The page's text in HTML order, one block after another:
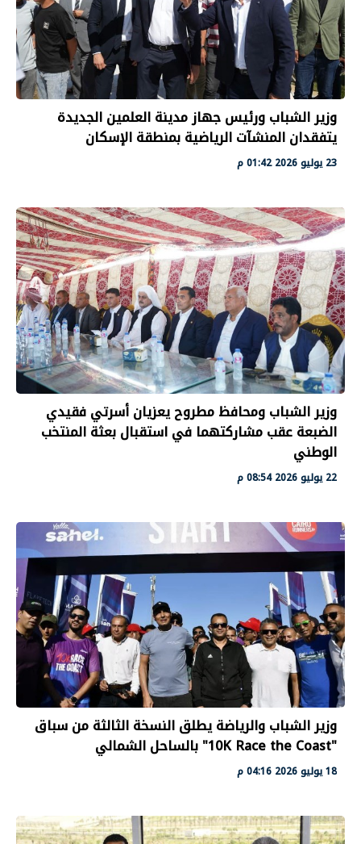
وزير الشباب ورئيس جهاز مدينة العلمين الجديدة
يتفقدان المنشآت الرياضية بمنطقة الإسكان
23 يوليو 2026 01:42 م
وزير الشباب ومحافظ مطروح يعزيان أسرتي فقيدي
الضبعة عقب مشاركتهما في استقبال بعثة المنتخب
الوطني
22 يوليو 2026 08:54 م
وزير الشباب والرياضة يطلق النسخة الثالثة من سباق
"10K Race the Coast" بالساحل الشمالي
18 يوليو 2026 04:16 م